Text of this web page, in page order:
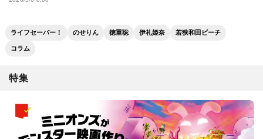
ライフセーバー！ のせりん 徳重聡 伊礼姫奈 若狭和田ビーチ
コラム
特集